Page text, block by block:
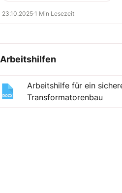
23.10.2025·1 Min Lesezeit
Arbeitshilfen
Arbeitshilfe für ein
Transformatorenbau